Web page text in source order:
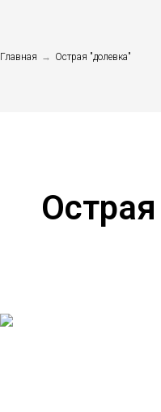
Главная → Острая "долевка"